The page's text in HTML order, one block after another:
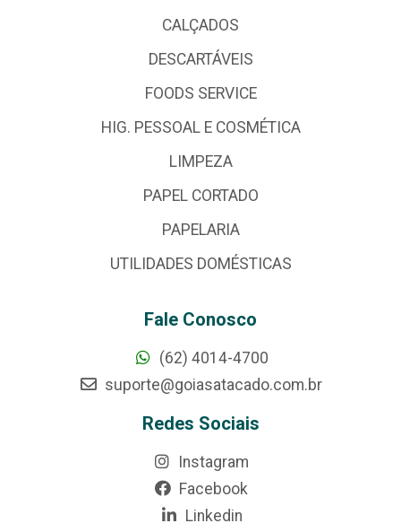
CALÇADOS
DESCARTÁVEIS
FOODS SERVICE
HIG. PESSOAL E COSMÉTICA
LIMPEZA
PAPEL CORTADO
PAPELARIA
UTILIDADES DOMÉSTICAS
Fale Conosco
(62) 4014-4700
suporte@goiasatacado.com.br
Redes Sociais
Instagram
Facebook
Linkedin